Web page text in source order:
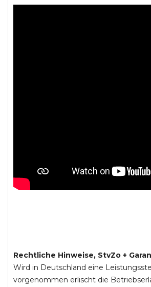
Rechtliche Hinweise, StvZo +
Wird in Deutschland eine
vorgenommen erlischt die